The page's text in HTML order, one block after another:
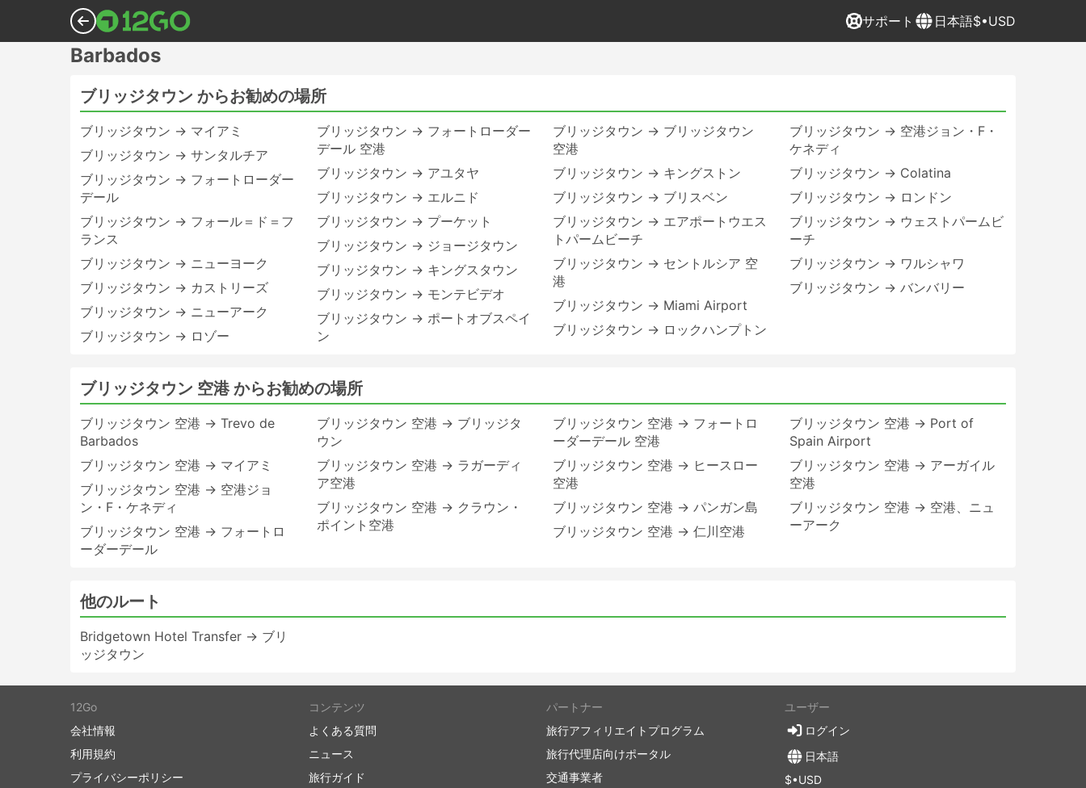
サポート 日本語$•USD
Barbados
ブリッジタウン からお勧めの場所
ブリッジタウン → マイアミ
ブリッジタウン → サンタルチア
ブリッジタウン → フォートローダー
デール
ブリッジタウン → フォール＝ド＝フ
ランス
ブリッジタウン → ニューヨーク
ブリッジタウン → カストリーズ
ブリッジタウン → ニューアーク
ブリッジタウン → ロゾー
ブリッジタウン → フォートローダー
デール 空港
ブリッジタウン → アユタヤ
ブリッジタウン → エルニド
ブリッジタウン → プーケット
ブリッジタウン → ジョージタウン
ブリッジタウン → キングスタウン
ブリッジタウン → モンテビデオ
ブリッジタウン → ポートオブスペイ
ン
ブリッジタウン → ブリッジタウン
空港
ブリッジタウン → キングストン
ブリッジタウン → ブリスベン
ブリッジタウン → エアポートウエス
トパームビーチ
ブリッジタウン → セントルシア 空
港
ブリッジタウン → Miami Airport
ブリッジタウン → ロックハンプトン
ブリッジタウン → 空港ジョン・F・
ケネディ
ブリッジタウン → Colatina
ブリッジタウン → ロンドン
ブリッジタウン → ウェストパームビ
ーチ
ブリッジタウン → ワルシャワ
ブリッジタウン → バンバリー
ブリッジタウン 空港 からお勧めの場所
ブリッジタウン 空港 → Trevo de
Barbados
ブリッジタウン 空港 → マイアミ
ブリッジタウン 空港 → 空港ジョ
ン・F・ケネディ
ブリッジタウン 空港 → フォートロ
ーダーデール
ブリッジタウン 空港 → ブリッジタ
ウン
ブリッジタウン 空港 → ラガーディ
ア空港
ブリッジタウン 空港 → クラウン・
ポイント空港
ブリッジタウン 空港 → フォートロ
ーダーデール 空港
ブリッジタウン 空港 → ヒースロー
空港
ブリッジタウン 空港 → パンガン島
ブリッジタウン 空港 → 仁川空港
ブリッジタウン 空港 → Port of
Spain Airport
ブリッジタウン 空港 → アーガイル
空港
ブリッジタウン 空港 → 空港、ニュ
ーアーク
他のルート
Bridgetown Hotel Transfer → ブリ
ッジタウン
12Go
会社情報
利用規約
プライバシーポリシー
コンテンツ
よくある質問
ニュース
旅行ガイド
パートナー
旅行アフィリエイトプログラム
旅行代理店向けポータル
交通事業者
ユーザー
ログイン
日本語
$•USD